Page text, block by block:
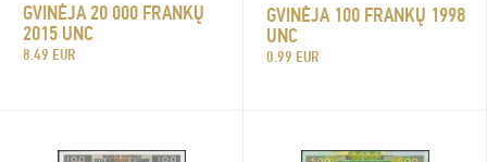
GVINĖJA 20 000 FRANKŲ
2015 UNC
8.49 EUR
GVINĖJA 100 FRANKŲ 1998
UNC
0.99 EUR